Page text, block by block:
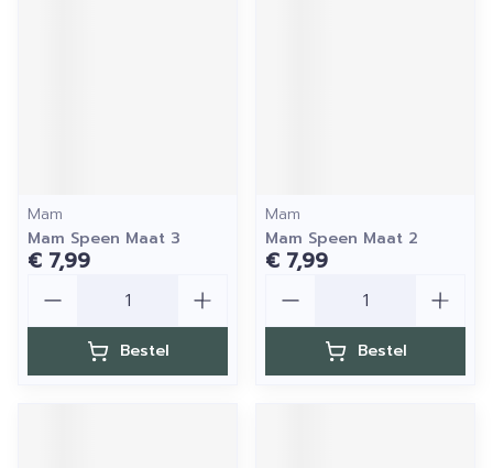
Mam
Mam Speen Maat 3
€ 7,99
Bestel
Mam
Mam Speen Maat 2
€ 7,99
Bestel